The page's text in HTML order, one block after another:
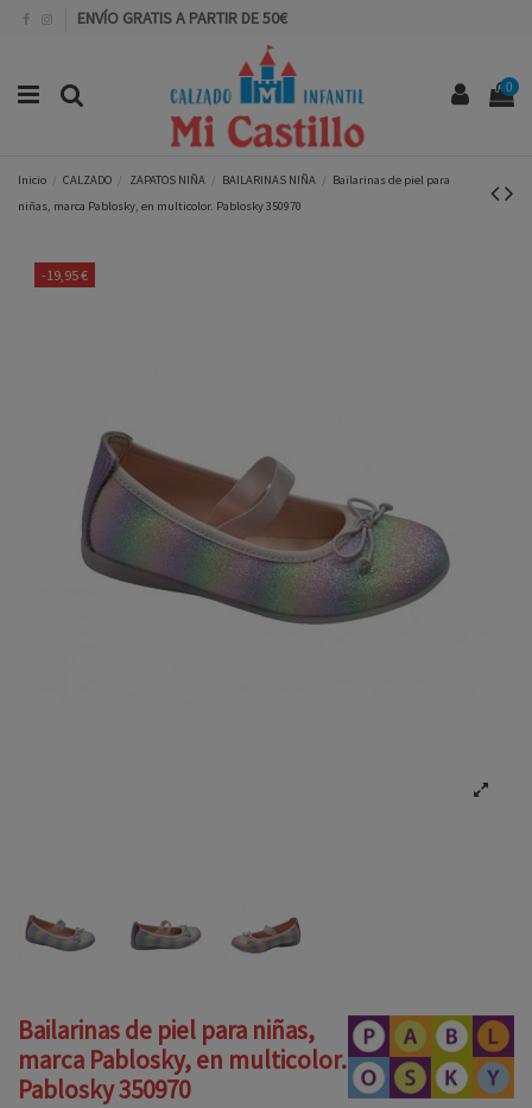
ENVÍO GRATIS A PARTIR DE 50€
0
Inicio CALZADO ZAPATOS NIÑA BAILARINAS NIÑA
Bailarinas de piel para
niñas, marca Pablosky, en multicolor. Pablosky 350970
-19,95 €
Bailarinas de piel para niñas,
marca Pablosky, en multicolor.
Pablosky 350970